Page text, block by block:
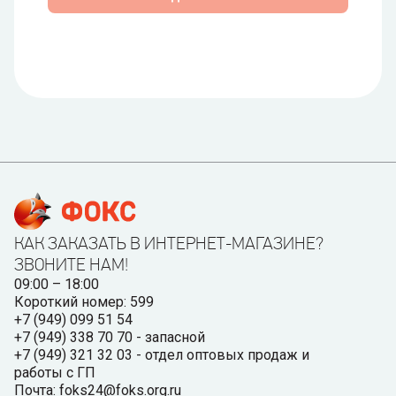
КАК ЗАКАЗАТЬ В ИНТЕРНЕТ-МАГАЗИНЕ?
ЗВОНИТЕ НАМ!
09:00 – 18:00
Короткий номер: 599
+7 (949) 099 51 54
+7 (949) 338 70 70 - запасной
+7 (949) 321 32 03 - отдел оптовых продаж и
работы с ГП
Почта: foks24@foks.org.ru